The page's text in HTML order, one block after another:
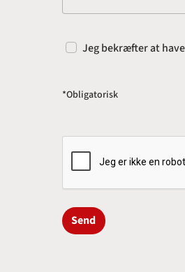
Jeg bekræfter at
*Obligatorisk
Send